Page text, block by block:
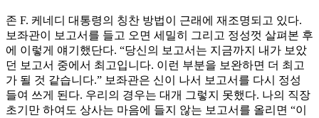
존 F. 케네디 대통령의 칭찬 방법이 근래에 재조명되고 있다.
보좌관이 보고서를 들고 오면 세밀히 그리고 정성껏 살펴본 후
에 이렇게 얘기했단다. “당신의 보고서는 지금까지 내가 보았
던 보고서 중에서 최고입니다. 이런 부분을 보완하면 더 최고
가 될 것 같습니다.” 보좌관은 신이 나서 보고서를 다시 정성
들여 쓰게 된다. 우리의 경우는 대개 그렇지 못했다. 나의 직장
초기만 하여도 상사는 마음에 들지 않는 보고서를 올리면 “이